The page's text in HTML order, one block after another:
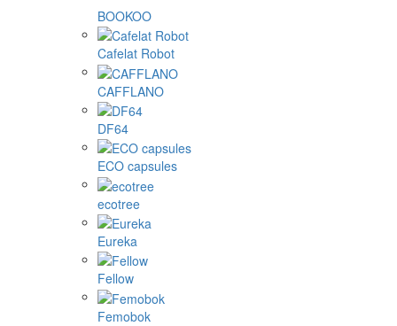
BOOKOO
Cafelat Robot
CAFFLANO
DF64
ECO capsules
ecotree
Eureka
Fellow
Femobok